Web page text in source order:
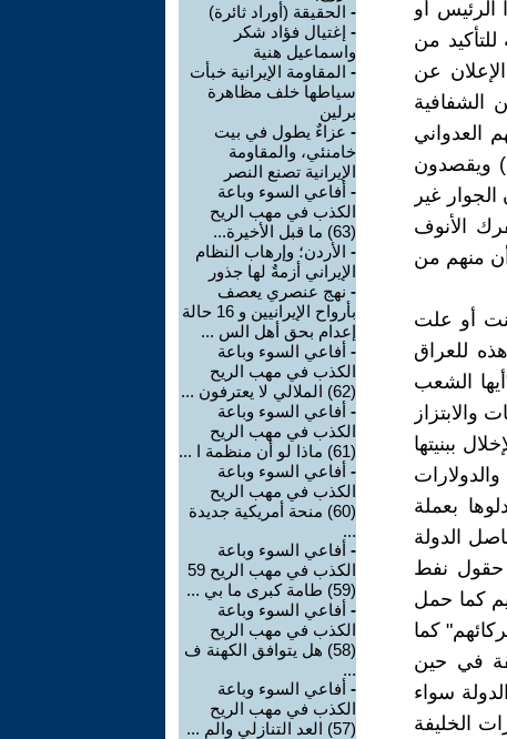
أو
من
عن
الشفافية
العدواني
ويقصدون
غير
الأنوف
منهم من
أو علت
للعراق
الشعب
والابتزاز
ببنيتها
بعملة
الدولة
حقول نفط
كما حمل
كما
في حين
سواء
الخليفة
- الحقيقة (أوراد ثائرة)
- إغتيال فؤاد شكر
واسماعيل هنية
- المقاومة الإيرانية خبأت
سياطها خلف مظاهرة
برلين
- عزاءٌ يطول في بيت
خامنئي، والمقاومة
الإيرانية تصنع النصر
- أفاعي السوء وباعة
الكذب في مهب الريح
(63) ما قبل الأخيرة...
- الأردن؛ وإرهاب النظام
الإيراني أزمةٌ لها جذور
- نهج عنصري يعصف
بأرواح الإيرانيين و 16 حالة
إعدام بحق أهل الس ...
- أفاعي السوء وباعة
الكذب في مهب الريح
(62) الملالي لا يعترفون ...
- أفاعي السوء وباعة
الكذب في مهب الريح
(61) ماذا لو أن منظمة ا ...
- أفاعي السوء وباعة
الكذب في مهب الريح
(60) منحة أمريكية جديدة
...
- أفاعي السوء وباعة
الكذب في مهب الريح 59
(59) طامة كبرى ما بي ...
- أفاعي السوء وباعة
الكذب في مهب الريح
(58) هل يتوافق الكهنة ف
...
- أفاعي السوء وباعة
الكذب في مهب الريح
(57) العد التنازلي والم ...